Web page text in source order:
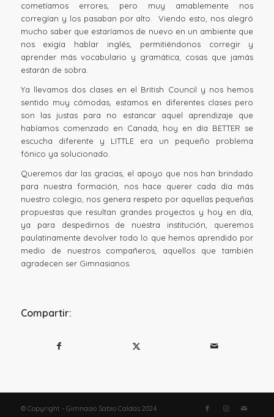
cometíamos errores, pero muy amablemente nos
corregían y los pasaban por alto. Viendo esto, nos alegró
mucho saber que estaríamos de nuevo en un ambiente que
nos exigía hablar inglés, permitiéndonos corregir y
aprender más vocabulario y gramática, cosas que jamás
estarán de sobra.
Ya llevamos dos clases en el British Council y nos hemos
sentido muy cómodas, estamos en diferentes clases pero
son las justas para no estancar aquel aprendizaje que
habíamos comenzado en Canadá, hoy en día BETTER se
escucha diferente y LITTLE era un pequeño problema
fónico ya solucionado.
Queremos dar las gracias, el apoyo que nos han brindado
para nuestra formación, nos hace querer cada día más
nuestro colegio, nos genera respeto por aquellas pequeñas
propuestas que resultan grandes proyectos y hoy en día,
ya para despedirnos de nuestra institución, queremos
paulatinamente devolver todo lo que hemos aprendido por
medio de nuestros compañeros, aquellos que también
agradecen ser Gimnasianos.
Compartir:
© Copyright - Gimnasio Sabio Caldas 2024